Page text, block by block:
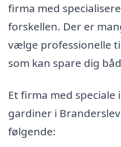
firma med
forskellen. Der er
vælge professionelle
som kan spare dig
Et firma med
gardiner i
følgende: